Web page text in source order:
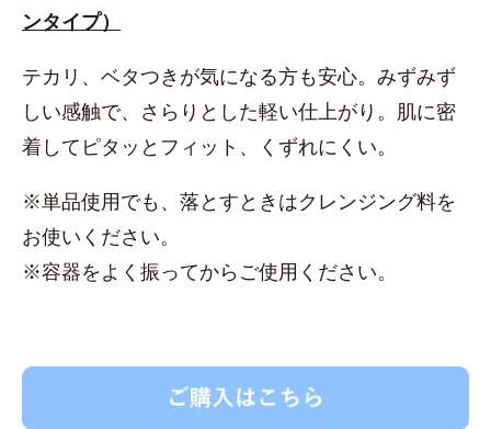
ンタイプ）
テカリ、ベタつきが気になる方も安心。みずみず
しい感触で、さらりとした軽い仕上がり。肌に密
着してピタッとフィット、くずれにくい。
※単品使用でも、落とすときはクレンジング料を
お使いください。
※容器をよく振ってからご使用ください。